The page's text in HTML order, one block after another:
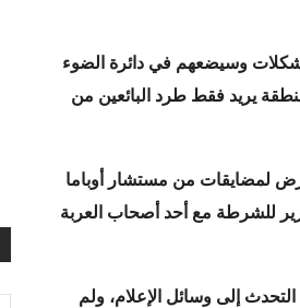
وسيضعهم في دائرة الضوء
يريد فقط طرد البائعين من
لمضايقات من مستشار أوباما
للشرطة مع أحد أصحاب العربة
إلى وسائل الإعلام، ولم